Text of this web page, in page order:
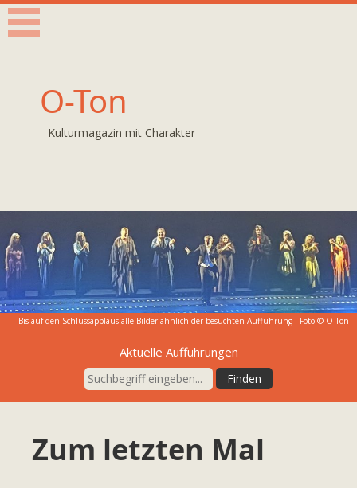
O-Ton
Kulturmagazin mit Charakter
Bis auf den Schlussapplaus alle Bilder ähnlich der besuchten Aufführung - Foto © O-Ton
Aktuelle Aufführungen
Zum letzten Mal